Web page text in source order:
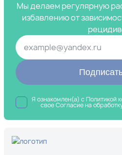
Мы делаем регулярную
избавлению от
Я ознакомлен(а) с Политикой
свое Согласие на